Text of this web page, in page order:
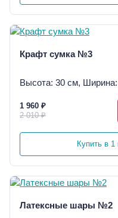
Крафт сумка №3
Высота: 30 см,
1 960 ₽
2 010 ₽
Купить в 1
Латексные шары №2